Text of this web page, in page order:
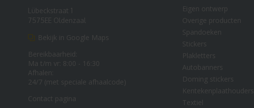
Lübeckstraat 1
7575EE Oldenzaal
Bekijk in Google Maps
Bereikbaarheid:
Ma t/m vr: 8:00 - 16:30
Afhalen:
24/7 (met speciale afhaalcode)
Contact pagina
Eigen ontwerp
Overige producten
Spandoeken
Stickers
Plakletters
Autobanners
Doming stickers
Kentekenplaathouders
Textiel